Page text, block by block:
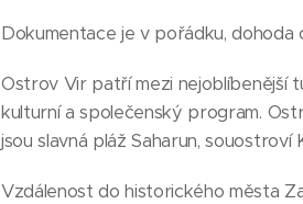
Dokumentace je v pořádku, dohoda
Ostrov Vir patří mezi nejoblíbenější
kulturní a společenský program.
jsou slavná pláž Saharun,
Vzdálenost do historického města